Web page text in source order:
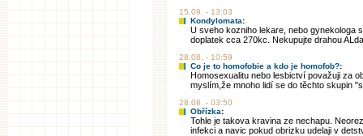
15.09. - 13:03
Kondylomata:
U sveho kozniho lekare, nebo gynekologa
doplatek cca 270kc. Nekupujte drahou
28.08. - 10:59
Co je to homofobie a kdo je homofob?:
Homosexualitu nebo lesbictví považuji za
myslím,že mnoho lidí se do těchto skupin
28.08. - 03:50
Obřízka:
Tohle je takova kravina ze nechapu.
infekci a navic pokud obrizku udelaji v